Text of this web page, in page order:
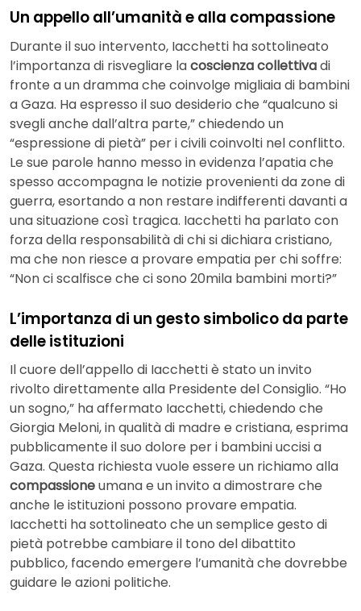
Un appello all’umanità e alla compassione
Durante il suo intervento, Iacchetti ha sottolineato
l’importanza di risvegliare lacoscienza collettivadi
fronte a un dramma che coinvolge migliaia di bambini
a Gaza. Ha espresso il suo desiderio che “qualcuno si
svegli anche dall’altra parte,” chiedendo un
“espressione di pietà” per i civili coinvolti nel conflitto.
Le sue parole hanno messo in evidenza l’apatia che
spesso accompagna le notizie provenienti da zone di
guerra, esortando a non restare indifferenti davanti a
una situazione così tragica. Iacchetti ha parlato con
forza della responsabilità di chi si dichiara cristiano,
ma che non riesce a provare empatia per chi soffre:
“Non ci scalfisce che ci sono 20mila bambini morti?”
L’importanza di un gesto simbolico da parte
delle istituzioni
Il cuore dell’appello di Iacchetti è stato un invito
rivolto direttamente alla Presidente del Consiglio. “Ho
un sogno,” ha affermato Iacchetti, chiedendo che
Giorgia Meloni, in qualità di madre e cristiana, esprima
pubblicamente il suo dolore per i bambini uccisi a
Gaza. Questa richiesta vuole essere un richiamo alla
compassioneumana e un invito a dimostrare che
anche le istituzioni possono provare empatia.
Iacchetti ha sottolineato che un semplice gesto di
pietà potrebbe cambiare il tono del dibattito
pubblico, facendo emergere l’umanità che dovrebbe
guidare le azioni politiche.